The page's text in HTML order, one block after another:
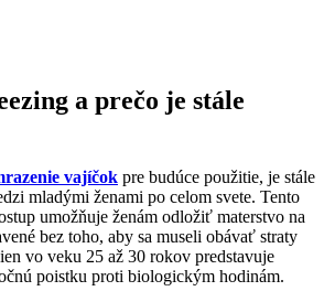
a prečo je stále
vajíčok pre budúce použitie, je stále
mladými ženami po celom svete. Tento
umožňuje ženám odložiť materstvo na
bez toho, aby sa museli obávať straty
vo veku 25 až 30 rokov predstavuje
poistku proti biologickým hodinám.